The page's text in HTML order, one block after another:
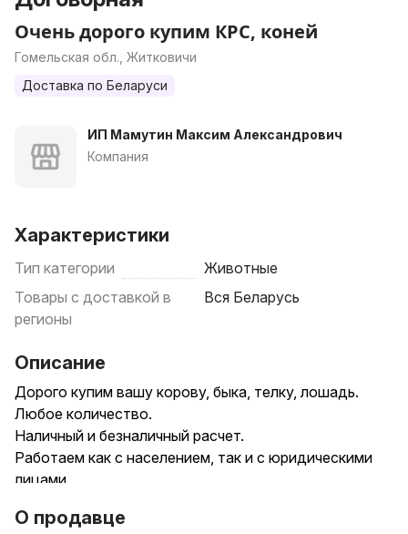
Очень дорого купим КРС, коней
Гомельская обл., Житковичи
Доставка по Беларуси
ИП Мамутин Максим Александрович
Компания
Характеристики
Тип категории
Животные
Товары с доставкой в
регионы
Вся Беларусь
Описание
Дорого купим вашу корову, быка, телку, лошадь.
Любое количество.
Наличный и безналичный расчет.
Работаем как с населением, так и с юридическими
лицами.
О продавце